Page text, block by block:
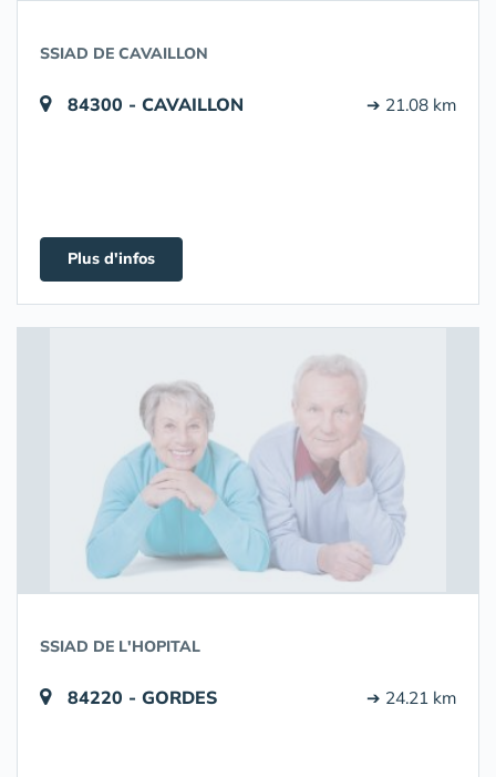
SSIAD DE CAVAILLON
84300 - CAVAILLON ➔ 21.08 km
Plus d'infos
SSIAD DE L'HOPITAL
84220 - GORDES ➔ 24.21 km